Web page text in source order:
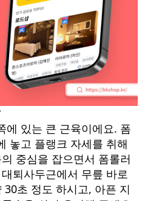
에 있는 큰 근육이에요. 폼
놓고 플랭크 자세를 취해
중심을 잡으면서 폼롤러
퇴사두근에서 무릎 바로
초 정도 하시고, 아픈 지